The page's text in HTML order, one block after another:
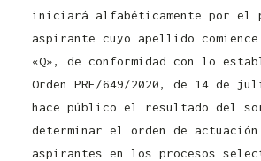
iniciará alfabéticamente por el
aspirante cuyo apellido
«Q», de conformidad con lo
Orden PRE/649/2020, de 14 de
hace público el resultado del
determinar el orden de
aspirantes en los procesos